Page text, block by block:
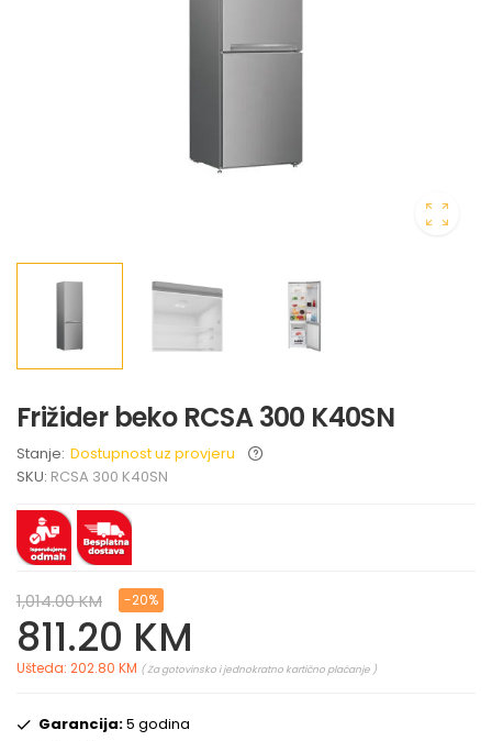
Frižider beko RCSA 300 K40SN
Stanje: Dostupnost uz provjeru
SKU: RCSA 300 K40SN
1,014.00 KM -20%
811.20 KM
Ušteda: 202.80 KM ( Za gotovinsko i jednokratno kartično plaćanje )
Garancija:5 godina